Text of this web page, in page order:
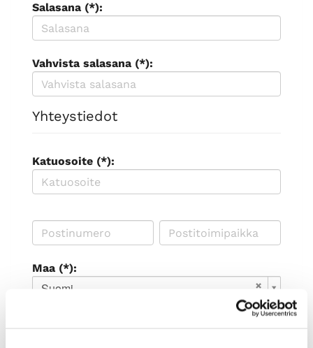
Salasana (*):
Vahvista salasana (*):
Yhteystiedot
Katuosoite (*):
Maa (*):
Suomi
Rekisteröidy